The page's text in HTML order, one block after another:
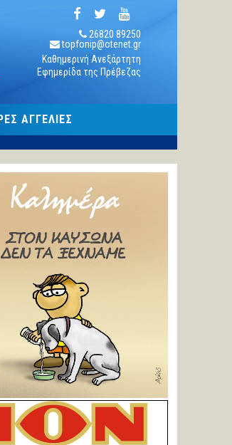
26820 89250
topfonip@otenet.gr
Καθημερινή Ανεξάρτητη
Εφημερίδα της Πρέβεζας
ΑΓΓΕΛΙΕΣ